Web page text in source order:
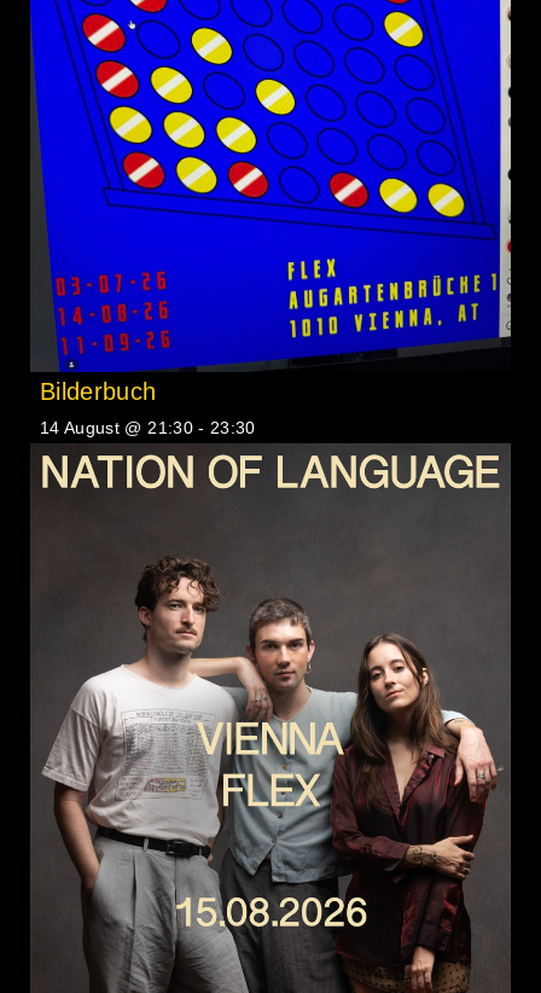
Bilderbuch
14 August @ 21:30- 23:30